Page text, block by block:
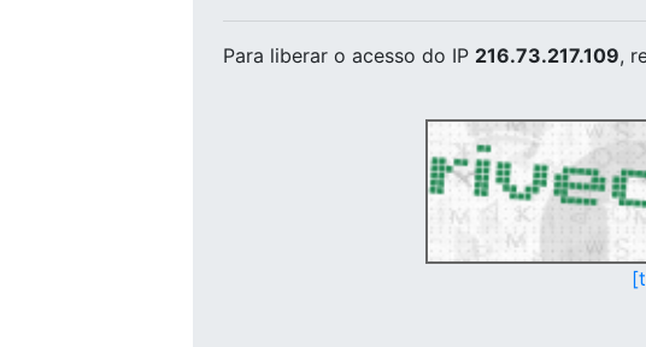
Para liberar o acesso do IP 216.73.217.109,